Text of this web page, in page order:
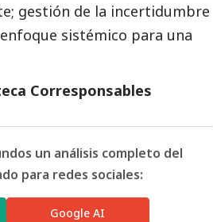
gestión de la incertidumbre
sistémico para una
Corresponsables
un análisis completo del
para redes sociales:
Google AI